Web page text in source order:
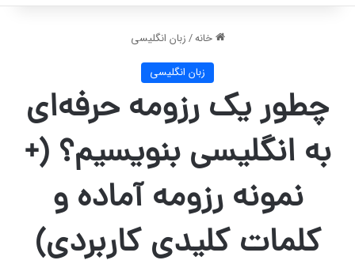
خانه/زبان انگلیسی
زبان انگلیسی
چطور یک رزومه حرفه‌ای
به انگلیسی بنویسیم؟ (+
نمونه رزومه آماده و
کلمات کلیدی کاربردی)